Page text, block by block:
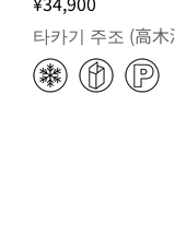
타카기 주조 (高木